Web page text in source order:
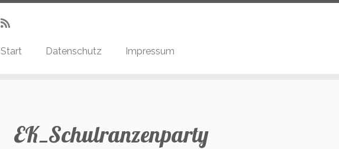
Start Datenschutz Impressum
EK_Schulranzenparty